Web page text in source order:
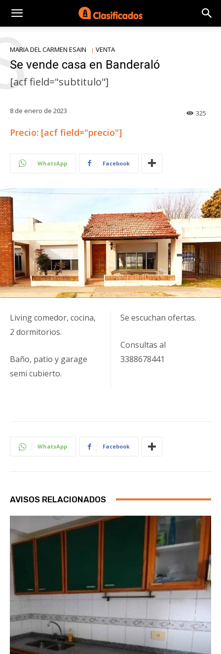
MARIA DEL CARMEN ESAIN VENTA
Se vende casa en Banderaló
[acf field="subtitulo"]
8 de enero de 2023 325
Precio: [acf field="precio"]
WhatsApp Facebook
Living comedor, cocina,
2 dormitorios.
Baño, patio y garage
semi cubierto.
Se escuchan ofertas.
Consultas al
3388678441
WhatsApp Facebook
AVISOS RELACIONADOS